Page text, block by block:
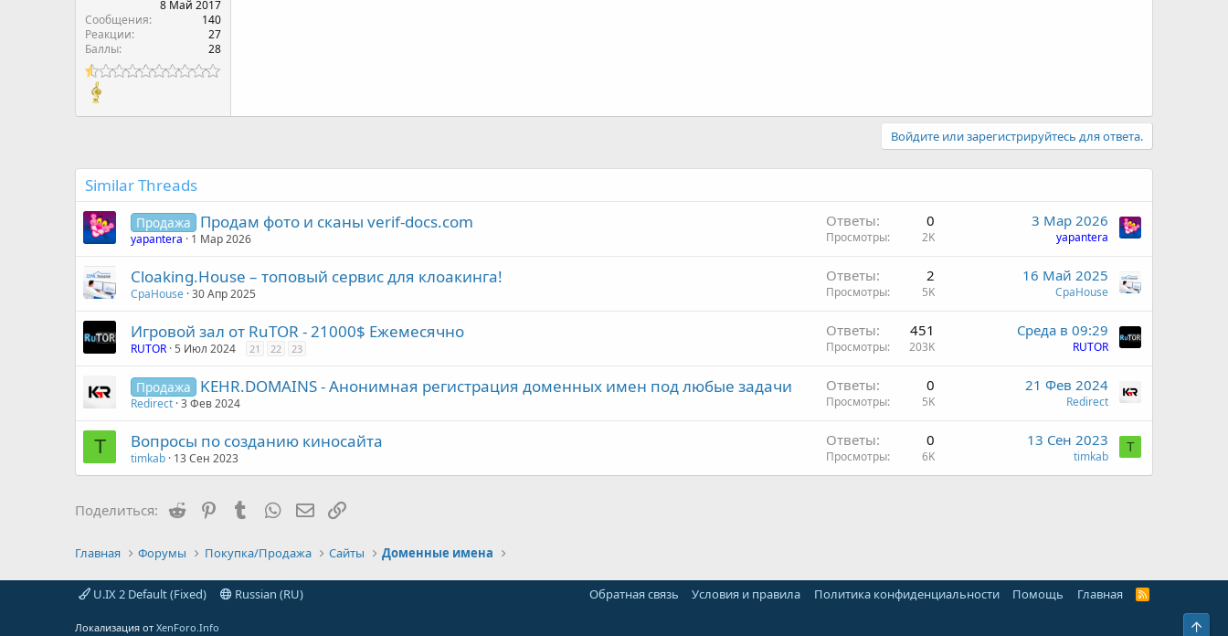
8 Май 2017
Сообщения
140
Реакции
27
Баллы
28
Войдите или зарегистрируйтесь для ответа.
Similar Threads
Продажа Продам фото и сканы verif-docs.com
yapantera 1 Мар 2026
Ответы 0
Просмотры 2K
3 Мар 2026
yapantera
Cloaking.House – топовый сервис для клоакинга!
СpaHouse 30 Апр 2025
Ответы 2
Просмотры 5K
16 Май 2025
СpaHouse
Игровой зал от RuTOR - 21000$ Ежемесячно
RUTOR 5 Июл 2024 21 22 23
Ответы 451
Просмотры 203K
Среда в 09:29
RUTOR
Продажа KEHR.DOMAINS - Анонимная регистрация доменных имен под любые задачи
Redirect 3 Фев 2024
Ответы 0
Просмотры 5K
21 Фев 2024
Redirect
T Вопросы по созданию киносайта
timkab 13 Сен 2023
Ответы 0
Просмотры 6K
13 Сен 2023
timkab
T
Поделиться: Reddit PinterestTumblrWhatsAppЭлектронная почта
Ссылка
Главная Форумы Покупка/Продажа Сайты Доменные имена
U.IX 2 Default (Fixed) Russian (RU) Обратная связь Условия и правила Политика конфиденциальности Помощь Главная
R
Локализация от XenForo.Info